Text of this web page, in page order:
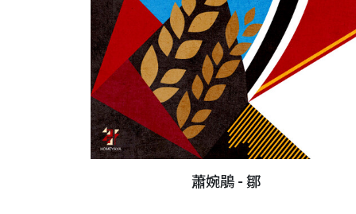
蕭婉鵑 - 鄒